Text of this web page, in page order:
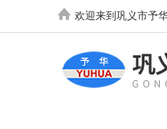
欢迎来到巩义市予